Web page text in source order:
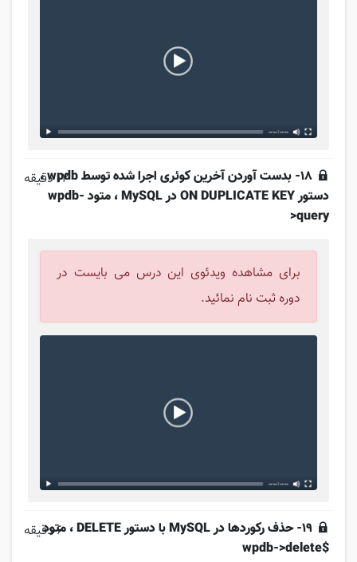
18- بدست آوردن آخرین کوئری اجرا شده توسط wpdb ،
دستور ON DUPLICATE KEY در MySQL ، متود wpdb-
>query
12 دقیقه
برای مشاهده ویدئوی این درس می بایست در
دوره ثبت نام نمائید.
19- حذف رکوردها در MySQL با دستور DELETE ، متود
$wpdb->delete
6 دقیقه